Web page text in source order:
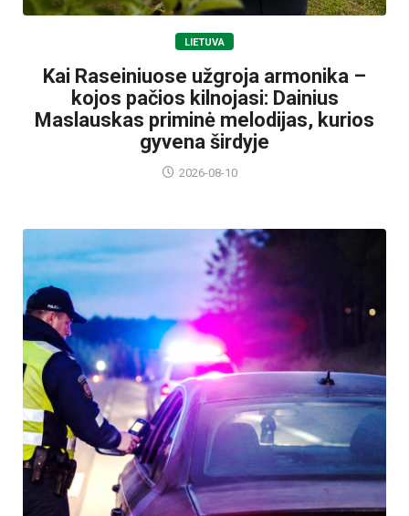
LIETUVA
Kai Raseiniuose užgroja armonika –
kojos pačios kilnojasi: Dainius
Maslauskas priminė melodijas, kurios
gyvena širdyje
2026-08-10